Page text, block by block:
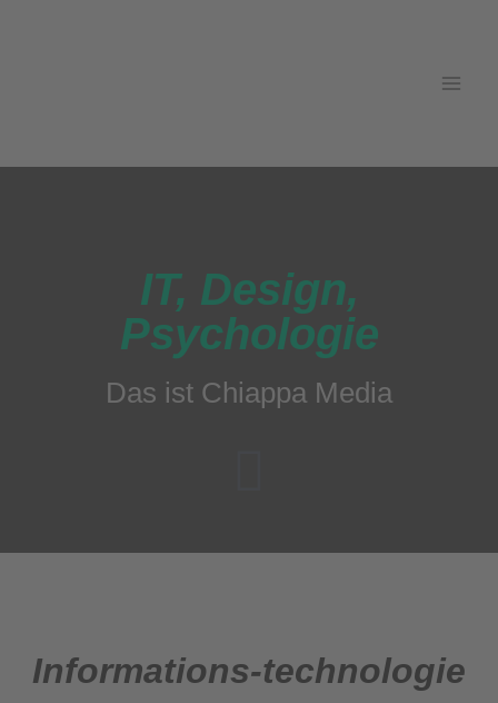
IT, Design,
Psychologie
Das ist Chiappa Media
Informations-technologie